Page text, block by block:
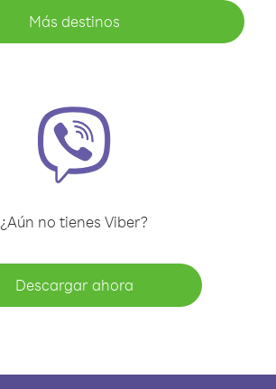
Más destinos
¿Aún no tienes Viber?
Descargar ahora